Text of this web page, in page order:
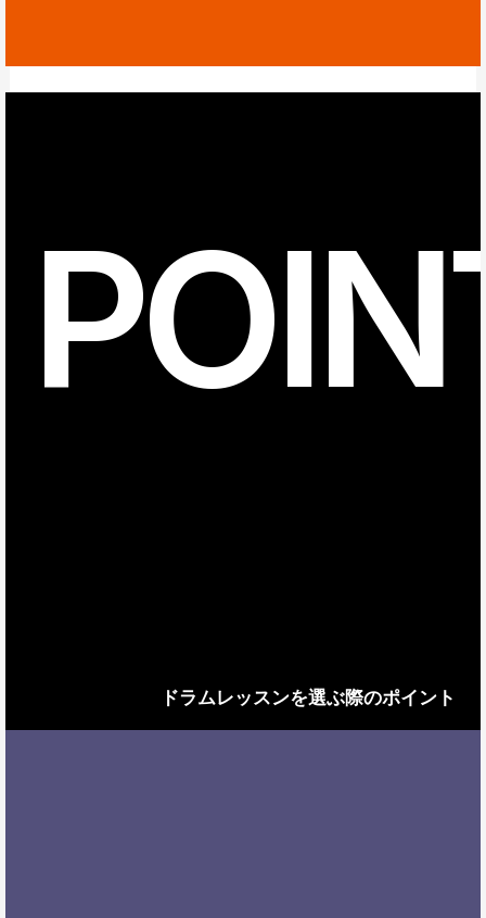
ドラムレッスンを選ぶ際のポイント